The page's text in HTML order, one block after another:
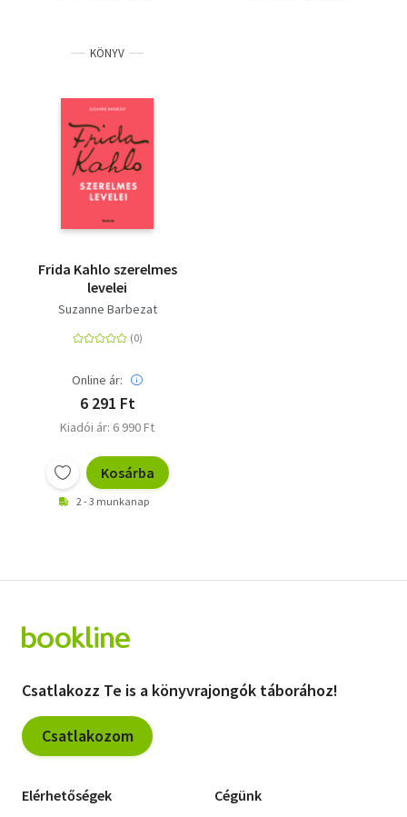
KÖNYV
Frida Kahlo szerelmes
levelei
Suzanne Barbezat
Online ár:
6 291 Ft
Kiadói ár: 6 990 Ft
Kosárba
2 - 3 munkanap
Csatlakozz Te is a könyvrajongók táborához!
Csatlakozom
Elérhetőségek Cégünk